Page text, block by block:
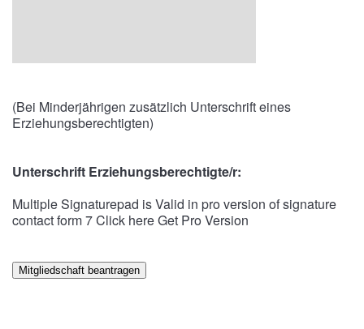
(Bei Minderjährigen zusätzlich Unterschrift eines
Erziehungsberechtigten)
Unterschrift Erziehungsberechtigte/r:
Multiple Signaturepad is Valid in pro version of signature
contact form 7Click here Get Pro Version